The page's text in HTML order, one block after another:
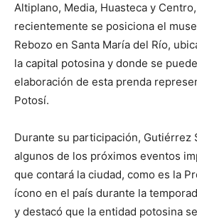
Altiplano, Media, Huasteca y
recientemente se posiciona el
Rebozo en Santa María del Río,
la capital potosina y donde se
elaboración de esta prenda
Potosí.
Durante su participación, Gutiérrez
algunos de los próximos eventos
que contará la ciudad, como es la
ícono en el país durante la
y destacó que la entidad potosina